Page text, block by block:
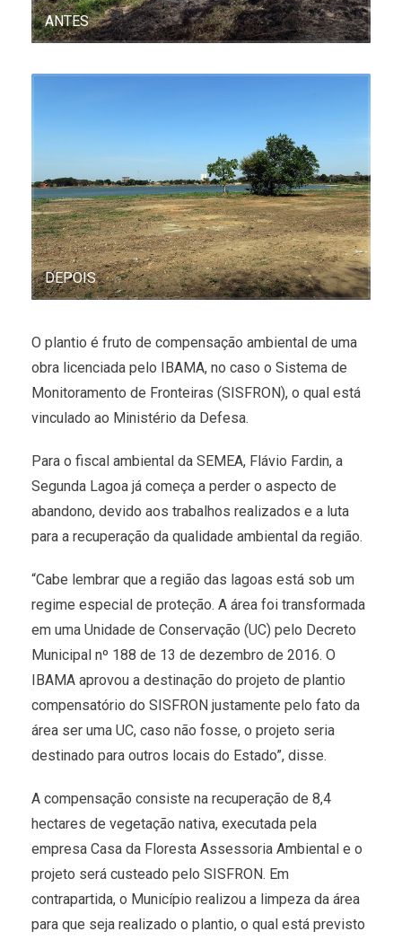
ANTES
DEPOIS
O plantio é fruto de compensação ambiental de uma
obra licenciada pelo IBAMA, no caso o Sistema de
Monitoramento de Fronteiras (SISFRON), o qual está
vinculado ao Ministério da Defesa.
Para o fiscal ambiental da SEMEA, Flávio Fardin, a
Segunda Lagoa já começa a perder o aspecto de
abandono, devido aos trabalhos realizados e a luta
para a recuperação da qualidade ambiental da região.
“Cabe lembrar que a região das lagoas está sob um
regime especial de proteção. A área foi transformada
em uma Unidade de Conservação (UC) pelo Decreto
Municipal nº 188 de 13 de dezembro de 2016. O
IBAMA aprovou a destinação do projeto de plantio
compensatório do SISFRON justamente pelo fato da
área ser uma UC, caso não fosse, o projeto seria
destinado para outros locais do Estado”, disse.
A compensação consiste na recuperação de 8,4
hectares de vegetação nativa, executada pela
empresa Casa da Floresta Assessoria Ambiental e o
projeto será custeado pelo SISFRON. Em
contrapartida, o Município realizou a limpeza da área
para que seja realizado o plantio, o qual está previsto